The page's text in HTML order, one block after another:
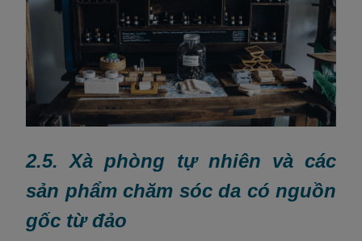
2.5. Xà phòng tự nhiên và các
sản phẩm chăm sóc da có nguồn
gốc từ đảo